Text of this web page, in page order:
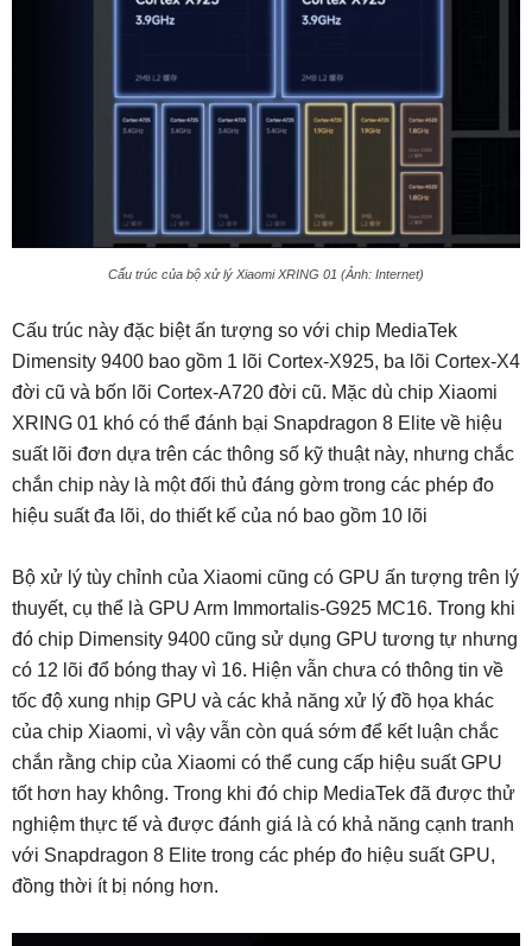
Cấu trúc của bộ xử lý Xiaomi XRING 01 (Ảnh: Internet)
Cấu trúc này đặc biệt ấn tượng so với chip MediaTek
Dimensity 9400 bao gồm 1 lõi Cortex-X925, ba lõi Cortex-X4
đời cũ và bốn lõi Cortex-A720 đời cũ. Mặc dù chip Xiaomi
XRING 01 khó có thể đánh bại Snapdragon 8 Elite về hiệu
suất lõi đơn dựa trên các thông số kỹ thuật này, nhưng chắc
chắn chip này là một đối thủ đáng gờm trong các phép đo
hiệu suất đa lõi, do thiết kế của nó bao gồm 10 lõi
Bộ xử lý tùy chỉnh của Xiaomi cũng có GPU ấn tượng trên lý
thuyết, cụ thể là GPU Arm Immortalis-G925 MC16. Trong khi
đó chip Dimensity 9400 cũng sử dụng GPU tương tự nhưng
có 12 lõi đổ bóng thay vì 16. Hiện vẫn chưa có thông tin về
tốc độ xung nhịp GPU và các khả năng xử lý đồ họa khác
của chip Xiaomi, vì vậy vẫn còn quá sớm để kết luận chắc
chắn rằng chip của Xiaomi có thể cung cấp hiệu suất GPU
tốt hơn hay không. Trong khi đó chip MediaTek đã được thử
nghiệm thực tế và được đánh giá là có khả năng cạnh tranh
với Snapdragon 8 Elite trong các phép đo hiệu suất GPU,
đồng thời ít bị nóng hơn.